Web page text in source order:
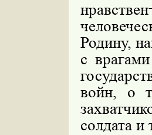
Родину,
с
войн, о
солдата